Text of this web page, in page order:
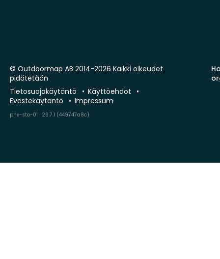
© Outdoormap AB 2014-2026 Kaikki oikeudet
pidätetään
Tietosuojakäytäntö
Käyttöehdot
Evästekäytäntö
Impressum
phx-sto-01 · 26.7.1 (449747a8c)